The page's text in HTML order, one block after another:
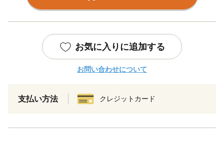
お気に入りに追加する
お問い合わせについて
支払い方法 クレジットカード